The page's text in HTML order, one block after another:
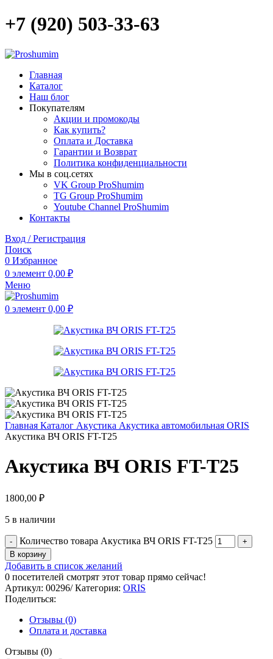
+7 (920) 503-33-63
Главная
Каталог
Наш блог
Покупателям
Акции и промокоды
Как купить?
Оплата и Доставка
Гарантии и Возврат
Политика конфиденциальности
Мы в соц.сетях
VK Group ProShumim
TG Group ProShumim
Youtube Channel ProShumim
Контакты
Вход / Регистрация
Поиск
0 Избранное
0 элемент 0,00 ₽
Меню
0 элемент 0,00 ₽
Главная Каталог Акустика Акустика автомобильная ORIS
Акустика ВЧ ORIS FT-T25
Акустика ВЧ ORIS FT-T25
1800,00 ₽
5 в наличии
Количество товара Акустика ВЧ ORIS FT-T25
В корзину
Добавить в список желаний
0 посетителей смотрят этот товар прямо сейчас!
Артикул: 00296/Категория: ORIS
Поделиться:
Отзывы (0)
Оплата и доставка
Отзывы (0)